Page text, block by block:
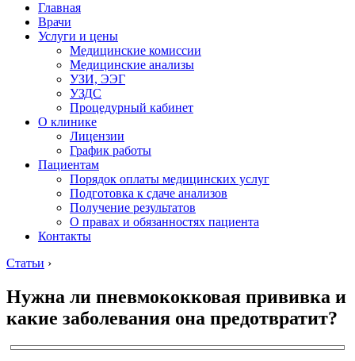
Главная
Врачи
Услуги и цены
Медицинские комиссии
Медицинские анализы
УЗИ, ЭЭГ
УЗДС
Процедурный кабинет
О клинике
Лицензии
График работы
Пациентам
Порядок оплаты медицинских услуг
Подготовка к сдаче анализов
Получение результатов
О правах и обязанностях пациента
Контакты
Статьи ›
Нужна ли пневмококковая прививка и
какие заболевания она предотвратит?